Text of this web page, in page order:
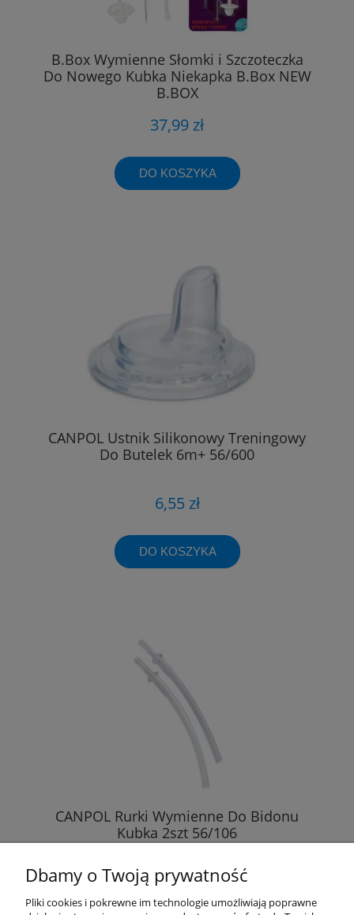
B.Box Wymienne Słomki i Szczoteczka
Do Nowego Kubka Niekapka B.Box NEW
B.BOX
37,99 zł
DO KOSZYKA
CANPOL Ustnik Silikonowy Treningowy
Do Butelek 6m+ 56/600
6,55 zł
DO KOSZYKA
CANPOL Rurki Wymienne Do Bidonu
Kubka 2szt 56/106
5,60 zł
Dbamy o Twoją prywatność
Pliki cookies i pokrewne im technologie umożliwiają poprawne